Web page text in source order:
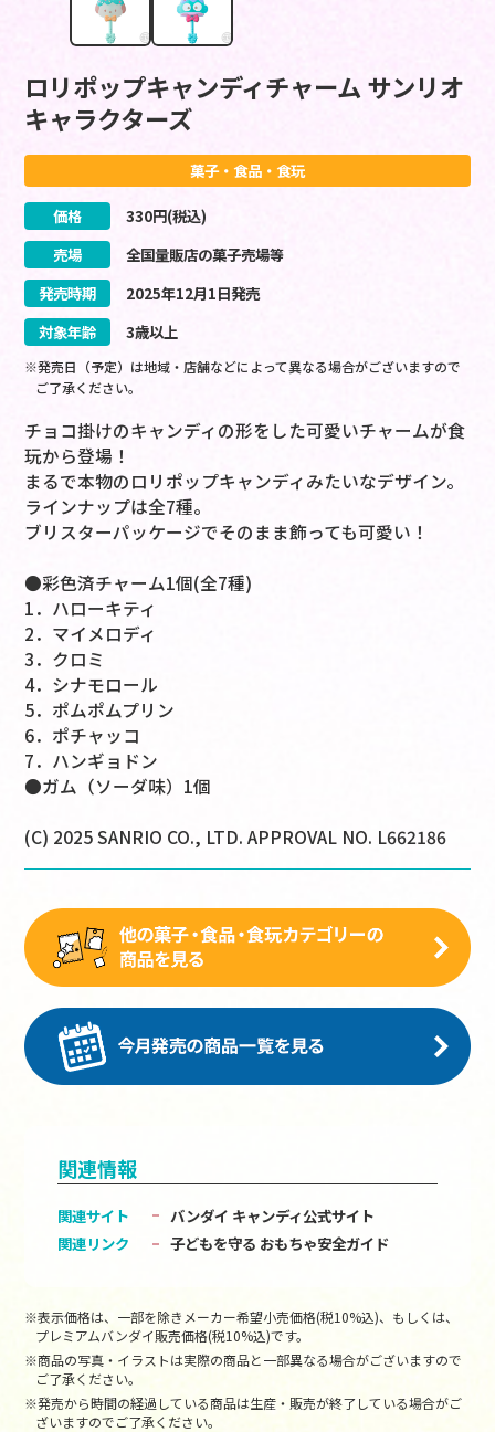
ロリポップキャンディチャーム サンリオ
キャラクターズ
菓子・食品・食玩
価格 330円(税込)
売場
全国量販店の菓子売場等
発売時期
2025年12月1日発売
対象年齢
3歳以上
※発売日（予定）は地域・店舗などによって異なる場合がございますので
ご了承ください。
チョコ掛けのキャンディの形をした可愛いチャームが食
玩から登場！
まるで本物のロリポップキャンディみたいなデザイン。
ラインナップは全7種。
ブリスターパッケージでそのまま飾っても可愛い！
●彩色済チャーム1個(全7種)
1．ハローキティ
2．マイメロディ
3．クロミ
4．シナモロール
5．ポムポムプリン
6．ポチャッコ
7．ハンギョドン
●ガム（ソーダ味）1個
(C) 2025 SANRIO CO., LTD. APPROVAL NO. L662186
関連情報
関連サイト
バンダイ キャンディ公式サイト
関連リンク
子どもを守る おもちゃ安全ガイド
※表示価格は、一部を除きメーカー希望小売価格(税10%込)、もしくは、
プレミアムバンダイ販売価格(税10%込)です。
※商品の写真・イラストは実際の商品と一部異なる場合がございますので
ご了承ください。
※発売から時間の経過している商品は生産・販売が終了している場合がご
ざいますのでご了承ください。